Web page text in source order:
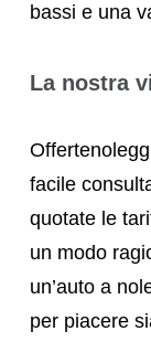
bassi e una
La nostra
facile
quotate le
un modo
un’auto a
per piacere